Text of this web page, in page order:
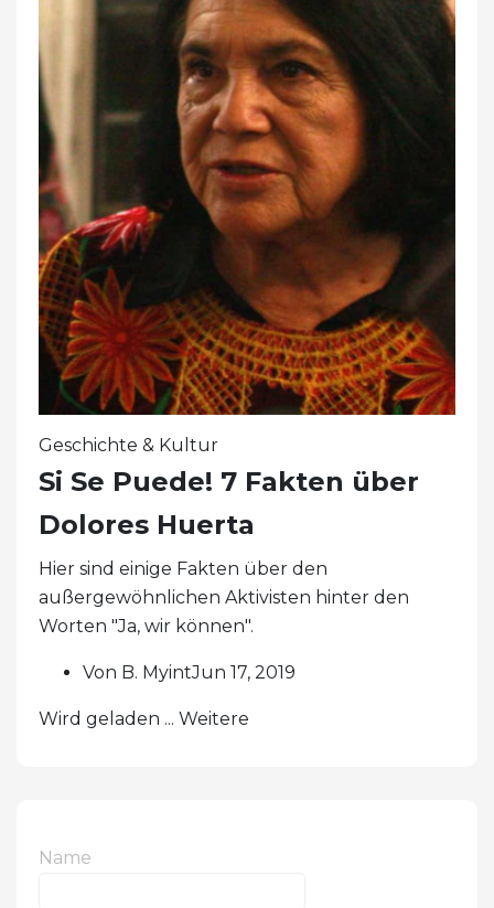
Geschichte & Kultur
Si Se Puede! 7 Fakten über
Dolores Huerta
Hier sind einige Fakten über den
außergewöhnlichen Aktivisten hinter den
Worten "Ja, wir können".
Von B. MyintJun 17, 2019
Wird geladen ... Weitere
Name